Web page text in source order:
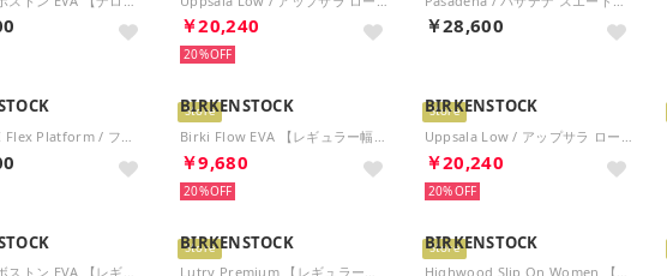
￥20,240
20%
￥28,600
Store
BIRKENSTOCK
￥9,680
20%
Store
BIRKENSTOCK
￥20,240
20%
Boston / ボストン EVA 【レギュラー幅】 UNISEX （ブラック）
Store
BIRKENSTOCK
Lutry Premium 【レギュラー幅】 （ブラック）
Store
BIRKENSTOCK
Highwood Slip On Women 【ナロー幅】 （ブラック）